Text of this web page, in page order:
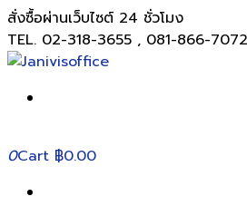
สั่งซื้อผ่านเว็บไซต์ 24 ชั่วโมง
TEL. 02-318-3655 , 081-866-
0Cart ฿0.00